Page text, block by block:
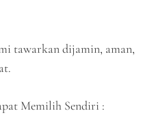
tawarkan dijamin, aman,
Memilih Sendiri :